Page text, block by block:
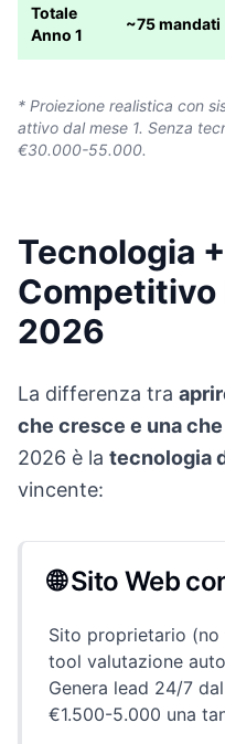
Totale
Anno 1
~75 mandati
* Proiezione realistica con
attivo dal mese 1. Senza
€30.000-55.000.
Tecnologia
Competitivo
2026
La differenza tra
che cresce e una
2026 è la tecnologia
vincente:
🌐 Sito Web
Sito proprietario
tool valutazione
Genera lead 24/7
€1.500-5.000 una